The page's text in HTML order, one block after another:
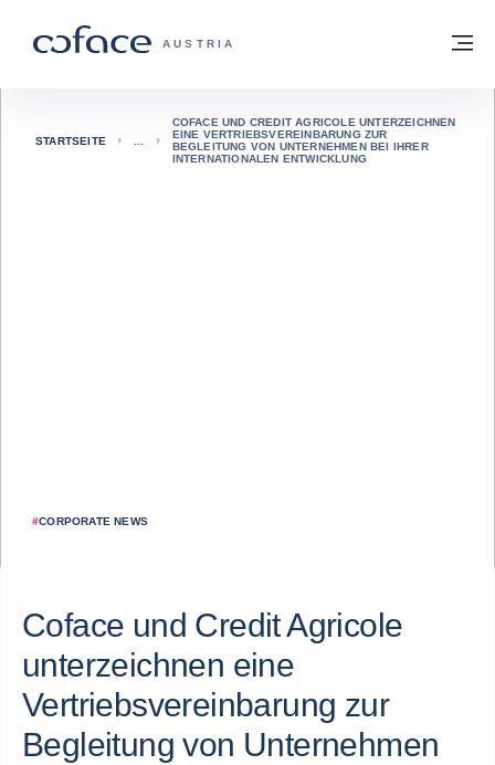
COFACE FOR TRADE - WEBSEITE DER
AUSTRIA
Zurück zur Startseite
#CORPORATE NEWS
STARTSEITE
COFACE UND CREDIT AGRICOLE UNTERZEICHNEN
EINE VERTRIEBSVEREINBARUNG ZUR
BEGLEITUNG VON UNTERNEHMEN BEI IHRER
INTERNATIONALEN ENTWICKLUNG
Coface und Credit Agricole
unterzeichnen eine
Vertriebsvereinbarung zur
Begleitung von Unternehmen